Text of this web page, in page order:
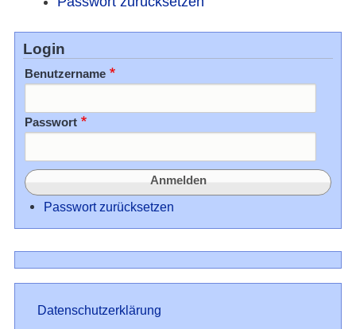
Login
Benutzername
Passwort
Passwort zurücksetzen
Datenschutz
Datenschutzerklärung